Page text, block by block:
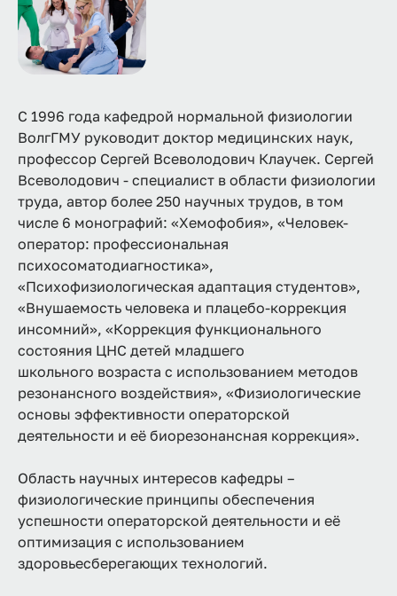
С 1996 года кафедрой нормальной физиологии
ВолгГМУ руководит доктор медицинских наук,
профессор Сергей Всеволодович Клаучек. Сергей
Всеволодович - специалист в области физиологии
труда, автор более 250 научных трудов, в том
числе 6 монографий: «Хемофобия», «Человек-
оператор: профессиональная
психосоматодиагностика»,
«Психофизиологическая адаптация студентов»,
«Внушаемость человека и плацебо-коррекция
инсомний», «Коррекция функционального
состояния ЦНС детей младшего
школьного возраста с использованием методов
резонансного воздействия», «Физиологические
основы эффективности операторской
деятельности и её биорезонансная коррекция».
Область научных интересов кафедры –
физиологические принципы обеспечения
успешности операторской деятельности и её
оптимизация с использованием
здоровьесберегающих технологий.